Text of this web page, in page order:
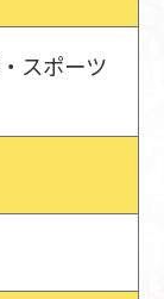
スポーツ